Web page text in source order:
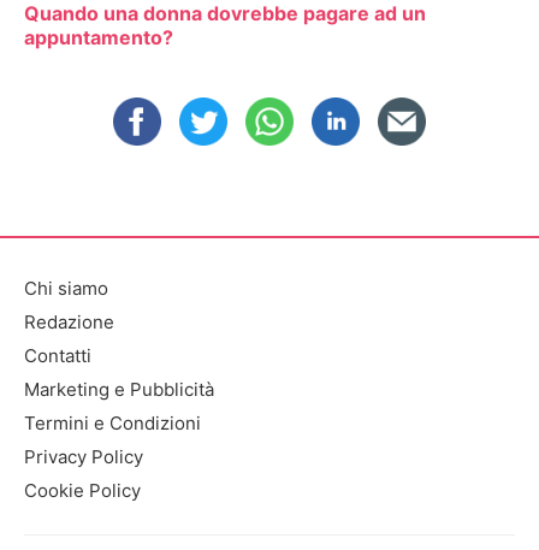
Quando una donna dovrebbe pagare ad un
appuntamento?
Chi siamo
Redazione
Contatti
Marketing e Pubblicità
Termini e Condizioni
Privacy Policy
Cookie Policy